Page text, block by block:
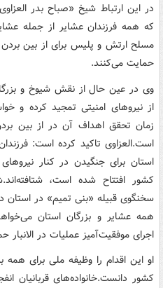
در این ارتباط شیخ «صباح بدر
که همه فرزندان عشایر از جمله
مسلح ارتش و پلیس برای از بین بردن
حمایت می‌کنند.
وی در عین حال از نقش شیوخ و
از نیروهای امنیتی تمجید کرده و
زمان تحقق اهداف آن در از بین
است.العزاوی تاکید کرده است:
استان برای جنگیدن در کنار
کشور افتتاح شده است،
سخنگوی قبیله «بنی تمیم» در استان
همه عشایر و بزرگان استان
اجرای موفقیت‌آمیز عملیات در الانبار
او این اقدام را وظیفه ملی برای همه
کشور دانست.خانواده‌های قربانیان